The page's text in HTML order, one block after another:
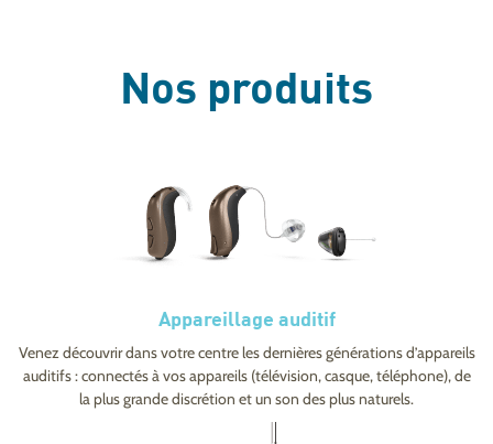
Nos produits
Appareillage auditif
Venez découvrir dans votre centre les dernières générations d’appareils
auditifs : connectés à vos appareils (télévision, casque, téléphone), de
la plus grande discrétion et un son des plus naturels.